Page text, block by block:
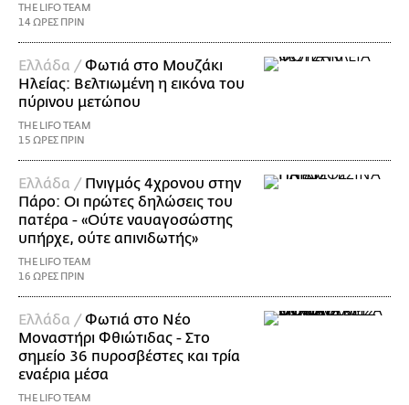
THE LIFO TEAM
14 ΩΡΕΣ ΠΡΙΝ
Ελλάδα /Φωτιά στο Μουζάκι
Ηλείας: Βελτιωμένη η εικόνα του
πύρινου μετώπου
THE LIFO TEAM
15 ΩΡΕΣ ΠΡΙΝ
Ελλάδα / Πνιγμός 4χρονου στην
Πάρο: Οι πρώτες δηλώσεις του
πατέρα - «Ούτε ναυαγοσώστης
υπήρχε, ούτε απινιδωτής»
THE LIFO TEAM
16 ΩΡΕΣ ΠΡΙΝ
Ελλάδα /Φωτιά στο Νέο
Μοναστήρι Φθιώτιδας - Στο
σημείο 36 πυροσβέστες και τρία
εναέρια μέσα
THE LIFO TEAM